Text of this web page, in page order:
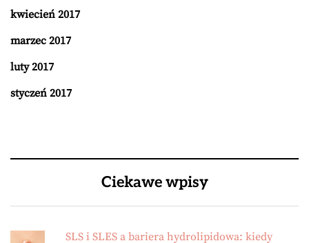
kwiecień 2017
marzec 2017
luty 2017
styczeń 2017
Ciekawe wpisy
SLS i SLES a bariera hydrolipidowa: kiedy